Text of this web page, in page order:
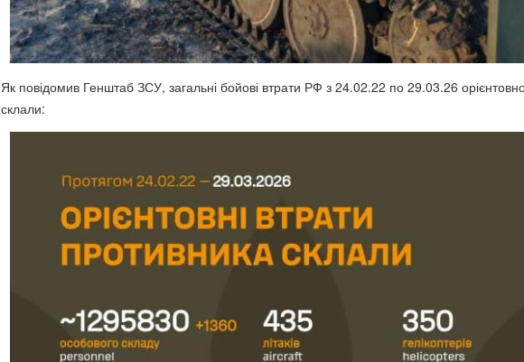
Як повідомив Генштаб ЗСУ, загальні бойові втрати РФ з 24.02.22 по 29.03.26
склали: